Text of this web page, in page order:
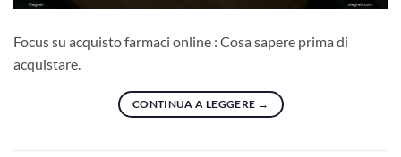
Focus su acquisto farmaci online : Cosa sapere prima di
acquistare.
CONTINUA A LEGGERE →